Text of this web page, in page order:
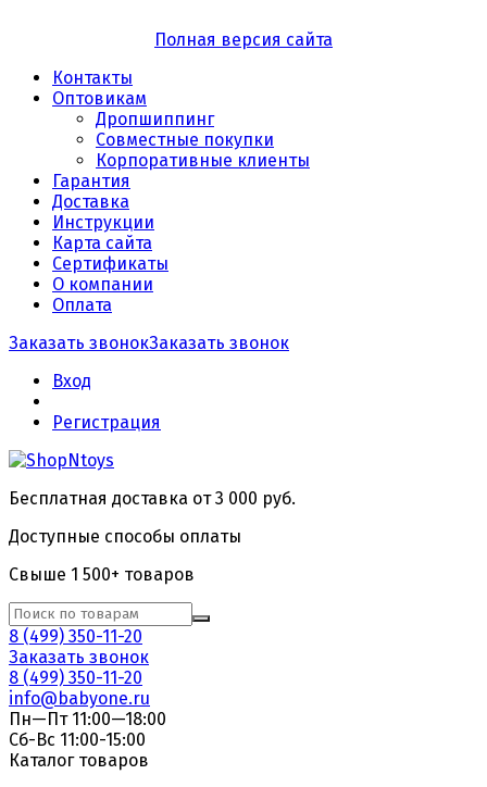
Полная версия сайта
Контакты
Оптовикам
Дропшиппинг
Совместные покупки
Корпоративные клиенты
Гарантия
Доставка
Инструкции
Карта сайта
Сертификаты
О компании
Оплата
Заказать звонокЗаказать звонок
Вход
Регистрация
Бесплатная доставка от 3 000 руб.
Доступные способы оплаты
Свыше 1 500+ товаров
8 (499) 350-11-20
Заказать звонок
8 (499) 350-11-20
info@babyone.ru
Пн—Пт 11:00—18:00
Сб-Вс 11:00-15:00
Каталог товаров